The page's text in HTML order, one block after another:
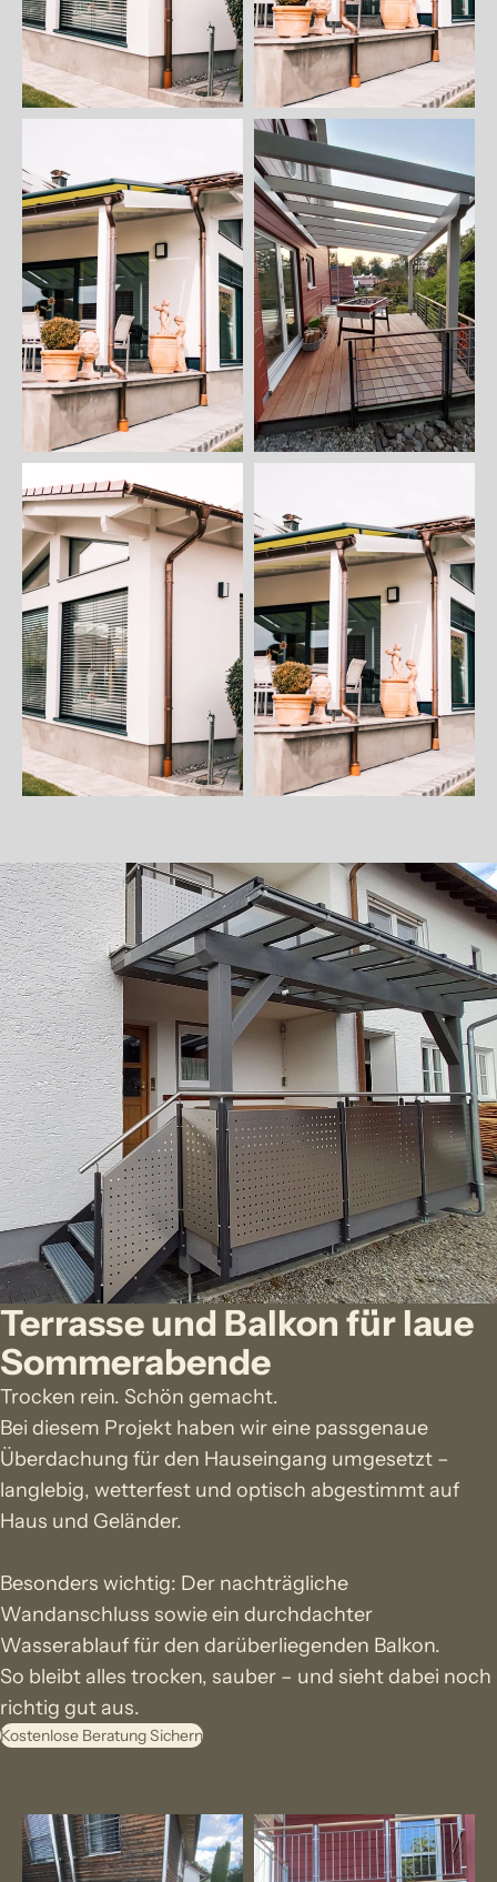
Terrasse und Balkon für laue
Sommerabende
Trocken rein. Schön gemacht.
Bei diesem Projekt haben wir eine passgenaue
Überdachung für den Hauseingang umgesetzt –
langlebig, wetterfest und optisch abgestimmt auf
Haus und Geländer.
Besonders wichtig: Der nachträgliche
Wandanschluss sowie ein durchdachter
Wasserablauf für den darüberliegenden Balkon.
So bleibt alles trocken, sauber – und sieht dabei noch
richtig gut aus.
Kostenlose Beratung Sichern